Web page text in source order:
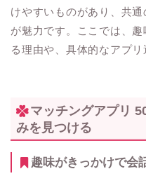
けやすいものがあり、共
が魅力です。ここでは、
る理由や、具体的なアプ
マッチングアプリ
みを見つける
趣味がきっかけで会